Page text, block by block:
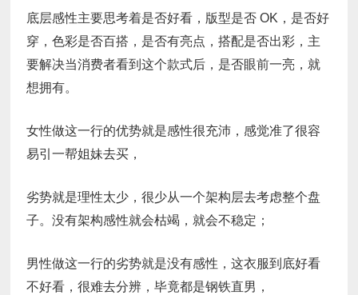
底层感性主要思考着是否好看，版型是否 OK，是否好
穿，色彩是否百搭，是否有亮点，搭配是否出彩，主
要解决当消费者看到这个款式后，是否眼前一亮，就
想拥有。
女性做这一行的优势就是感性很充沛，感觉准了很容
易引一帮姐妹去买，
劣势就是理性太少，很少从一个架构层去考虑整个盘
子。没有架构感性就会枯竭，就会不稳定；
男性做这一行的劣势就是没有感性，这衣服到底好看
不好看，很难去分辨，毕竟都是钢铁直男，